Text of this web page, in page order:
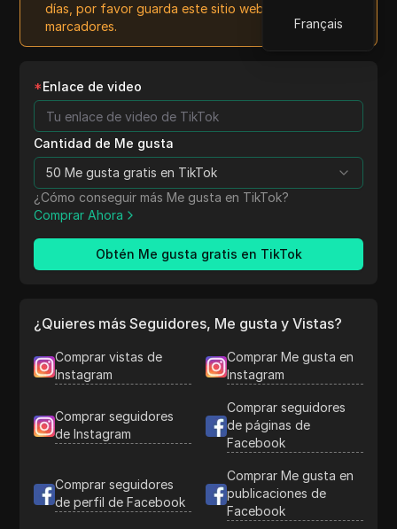
Français
días, por favor guarda este sitio web en tus
marcadores.
*Enlace de video
Cantidad de Me gusta
50 Me gusta gratis en TikTok
¿Cómo conseguir más Me gusta en TikTok?
Comprar Ahora
Obtén Me gusta gratis en TikTok
¿Quieres más Seguidores, Me gusta y Vistas?
Comprar vistas de
Instagram
Comprar Me gusta en
Instagram
Comprar seguidores
de Instagram
Comprar seguidores
de páginas de
Facebook
Comprar seguidores
de perfil de Facebook
Comprar Me gusta en
publicaciones de
Facebook